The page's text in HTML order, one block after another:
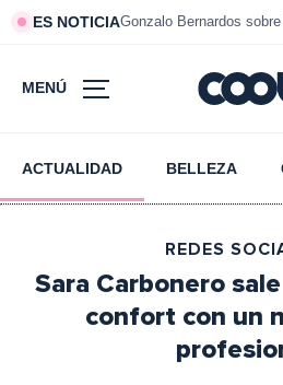
ES NOTICIAGonzalo Bernardos
MENÚ
ACTUALIDAD BELLEZA
REDES
Sara Carbonero
confort con un